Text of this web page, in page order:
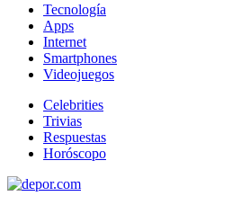
Tecnología
Apps
Internet
Smartphones
Videojuegos
Celebrities
Trivias
Respuestas
Horóscopo